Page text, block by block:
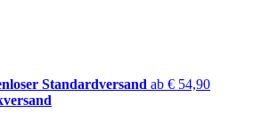
Standardversand ab € 54,90